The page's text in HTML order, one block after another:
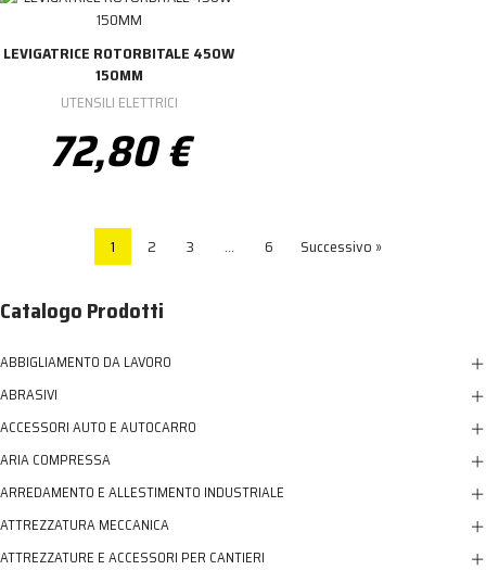
LEVIGATRICE ROTORBITALE 450W
150MM
UTENSILI ELETTRICI
72,80 €
1 2 3 … 6 Successivo »
Catalogo Prodotti
ABBIGLIAMENTO DA LAVORO
ABRASIVI
ACCESSORI AUTO E AUTOCARRO
ARIA COMPRESSA
ARREDAMENTO E ALLESTIMENTO INDUSTRIALE
ATTREZZATURA MECCANICA
ATTREZZATURE E ACCESSORI PER CANTIERI